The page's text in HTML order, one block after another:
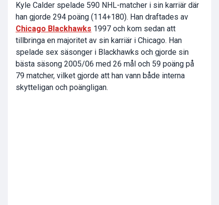
Kyle Calder spelade 590 NHL-matcher i sin karriär där
han gjorde 294 poäng (114+180). Han draftades av
Chicago Blackhawks 1997 och kom sedan att
tillbringa en majoritet av sin karriär i Chicago. Han
spelade sex säsonger i Blackhawks och gjorde sin
bästa säsong 2005/06 med 26 mål och 59 poäng på
79 matcher, vilket gjorde att han vann både interna
skytteligan och poängligan.